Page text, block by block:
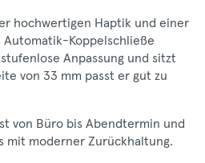
hochwertigen Haptik und einer
Koppelschließe
Anpassung und sitzt
von 33 mm passt er gut zu
von Büro bis Abendtermin und
mit moderner Zurückhaltung.